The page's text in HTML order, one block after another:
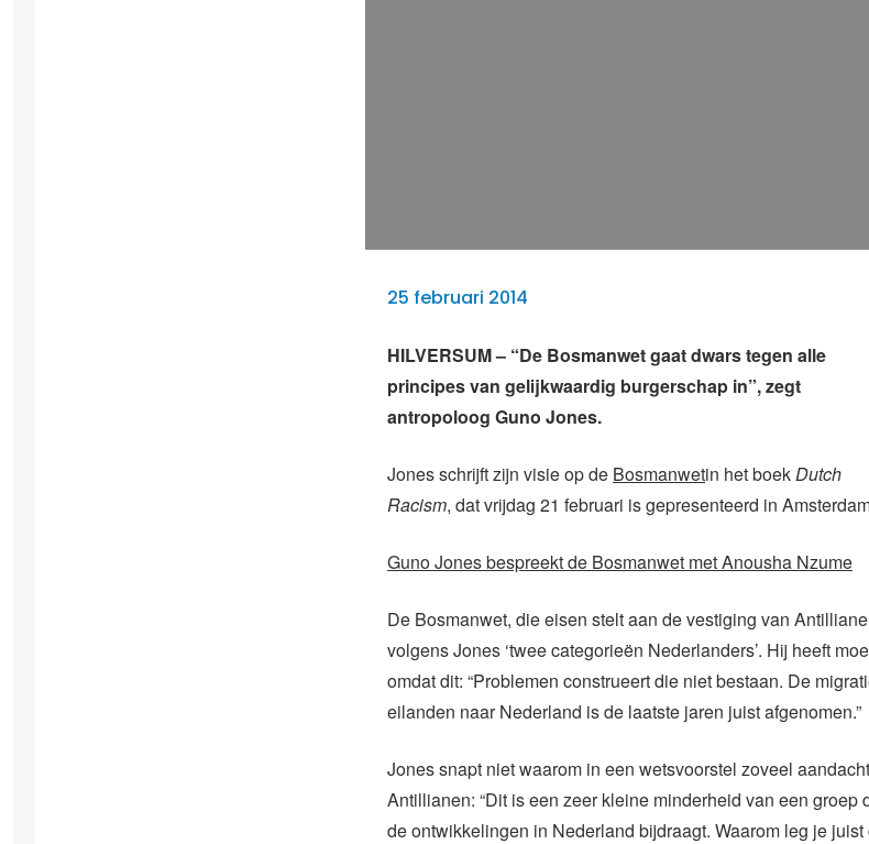
25 februari 2014
HILVERSUM – “De Bosmanwet gaat dwars tegen alle
principes van gelijkwaardig burgerschap in”, zegt
antropoloog Guno Jones.
Jones schrijft zijn visie op de Bosmanwetin het boekDutch
Racism, dat vrijdag 21 februari is gepresenteerd in
Guno Jones bespreekt de Bosmanwet met Anousha Nzume
De Bosmanwet, die eisen stelt aan de vestiging van
volgens Jones ‘twee categorieën Nederlanders’. Hij heeft
omdat dit: “Problemen construeert die niet bestaan. De
eilanden naar Nederland is de laatste jaren juist afgenomen.”
Jones snapt niet waarom in een wetsvoorstel zoveel
Antillianen: “Dit is een zeer kleine minderheid van een groep
de ontwikkelingen in Nederland bijdraagt. Waarom leg je